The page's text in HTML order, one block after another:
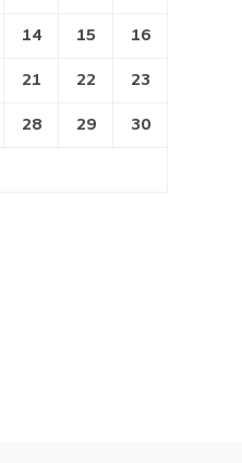
14 15 16
21 22 23
28 29 30